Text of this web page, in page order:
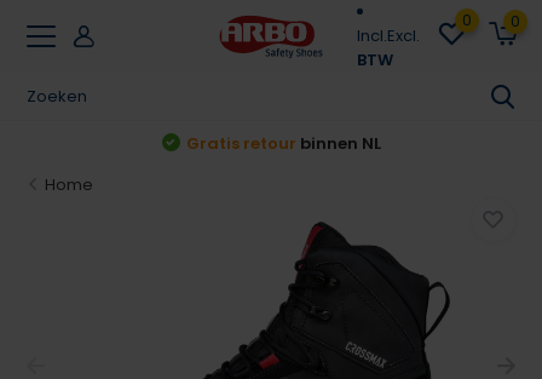
Incl.Excl.
BTW
0 0
Gratis retour binnen NL
Home